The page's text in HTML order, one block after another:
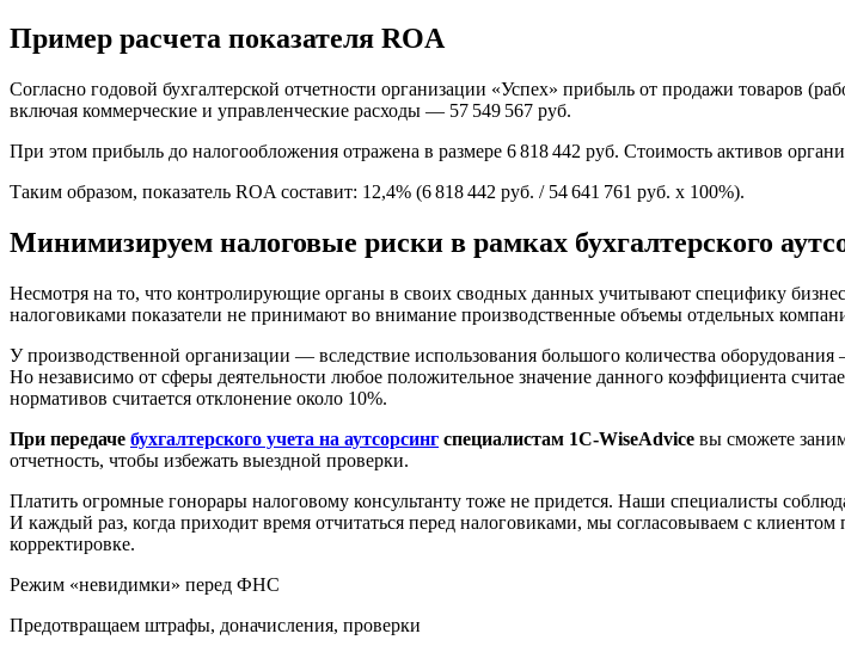
Пример расчета показателя ROA
Согласно годовой бухгалтерской отчетности организации «Успех» прибыль от продажи товаров
включая коммерческие и управленческие расходы — 57 549 567 руб.
При этом прибыль до налогообложения отражена в размере 6 818 442 руб. Стоимость активов
Таким образом, показатель ROA составит: 12,4% (6 818 442 руб. / 54 641 761 руб. x 100%).
Минимизируем налоговые риски в рамках бухгалтерского
Несмотря на то, что контролирующие органы в своих сводных данных учитывают специфику
налоговиками показатели не принимают во внимание производственные объемы отдельных
У производственной организации — вследствие использования большого количества
Но независимо от сферы деятельности любое положительное значение данного коэффициента
нормативов считается отклонение около 10%.
При передаче бухгалтерского учета на аутсорсинг специалистам 1C-WiseAdvice вы сможете
отчетность, чтобы избежать выездной проверки.
Платить огромные гонорары налоговому консультанту тоже не придется. Наши специалисты
И каждый раз, когда приходит время отчитаться перед налоговиками, мы согласовываем с
корректировке.
Режим «невидимки» перед ФНС
Предотвращаем штрафы, доначисления, проверки